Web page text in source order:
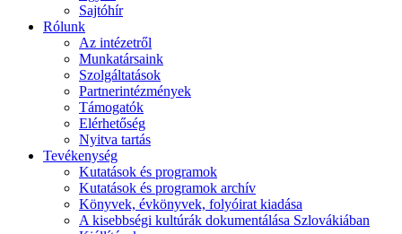
Sajtóhír
Rólunk
Az intézetről
Munkatársaink
Szolgáltatások
Partnerintézmények
Támogatók
Elérhetőség
Nyitva tartás
Tevékenység
Kutatások és programok
Kutatások és programok archív
Könyvek, évkönyvek, folyóirat kiadása
A kisebbségi kultúrák dokumentálása Szlovákiában